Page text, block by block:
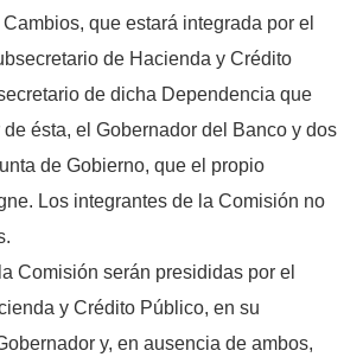
que estará integrada por el
de Hacienda y Crédito
de dicha Dependencia que
ésta, el Gobernador del Banco y dos
de Gobierno, que el propio
Los integrantes de la Comisión no
Comisión serán presididas por el
y Crédito Público, en su
y, en ausencia de ambos,